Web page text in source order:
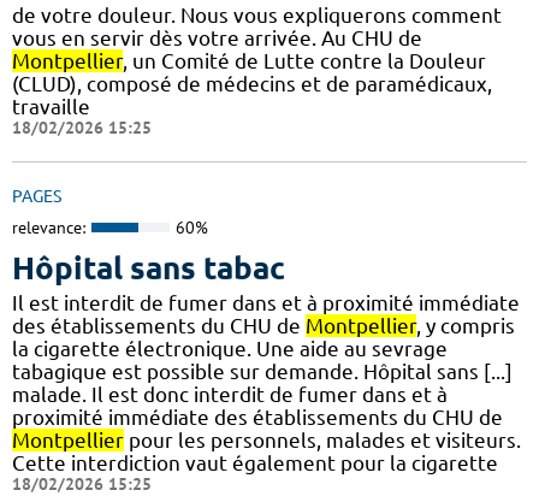
de votre douleur. Nous vous expliquerons comment
vous en servir dès votre arrivée. Au CHU de
Montpellier, un Comité de Lutte contre la Douleur
(CLUD), composé de médecins et de paramédicaux,
travaille
18/02/2026 15:25
PAGES
relevance: 60%
Hôpital sans tabac
Il est interdit de fumer dans et à proximité immédiate
des établissements du CHU de Montpellier, y compris
la cigarette électronique. Une aide au sevrage
tabagique est possible sur demande. Hôpital sans [...]
malade. Il est donc interdit de fumer dans et à
proximité immédiate des établissements du CHU de
Montpellier pour les personnels, malades et visiteurs.
Cette interdiction vaut également pour la cigarette
18/02/2026 15:25